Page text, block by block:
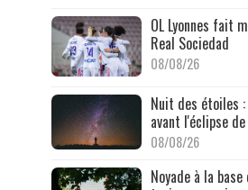
OL Lyonnes fait
Real Sociedad
08/08/26
Nuit des étoiles
avant l'éclipse
08/08/26
Noyade à la